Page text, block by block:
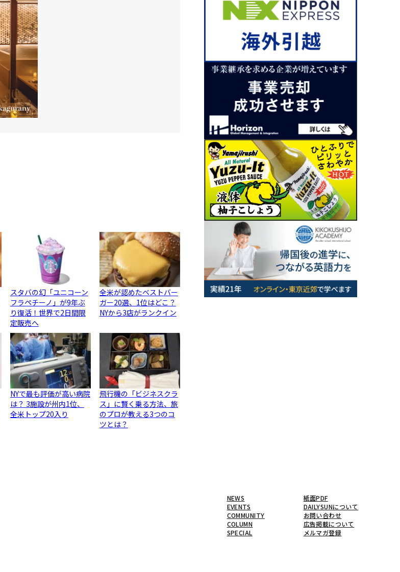
スタバの幻「ユニコーン
フラペチーノ」が9年ぶ
り復活！世界で2日間限
定販売へ
全米が認めたベストバー
ガー20選、1位はどこ？
NYから3店がランクイン
NYで最も評価が高い病院
は？ 3施設が州内1位、
全米トップ20入り
飛行機の「ビジネスクラ
ス」に賢く乗る方法、旅
のプロが教える3つのコ
ツとは？
NEWS
EVENTS
COMMUNITY
COLUMN
SPECIAL
紙面PDF
DAILYSUNについて
お問い合わせ
広告掲載について
メルマガ登録